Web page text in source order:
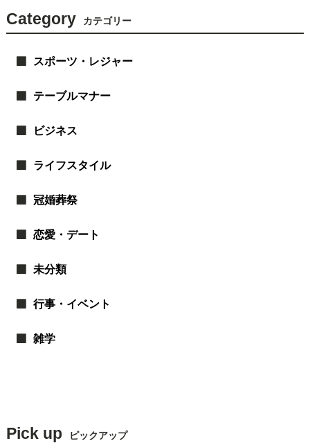
Category カテゴリー
スポーツ・レジャー
テーブルマナー
ビジネス
ライフスタイル
冠婚葬祭
恋愛・デート
未分類
行事・イベント
雑学
Pick up ピックアップ